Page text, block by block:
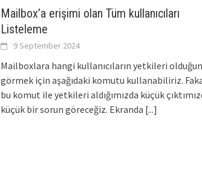
Mailbox’a erişimi olan Tüm kullanıcıları
Listeleme
9 September 2024
Mailboxlara hangi kullanıcıların yetkileri
görmek için aşağıdaki komutu kullanabiliriz.
bu komut ile yetkileri aldığımızda küçük
küçük bir sorun göreceğiz. Ekranda [...]